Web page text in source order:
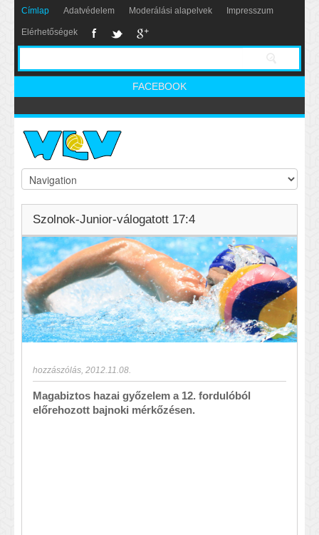
Címlap Adatvédelem Moderálási alapelvek Impresszum
Elérhetőségek
FACEBOOK
Szolnok-Junior-válogatott 17:4
hozzászólás 2012.11.08.
Magabiztos hazai győzelem a 12. fordulóból
előrehozott bajnoki mérkőzésen.